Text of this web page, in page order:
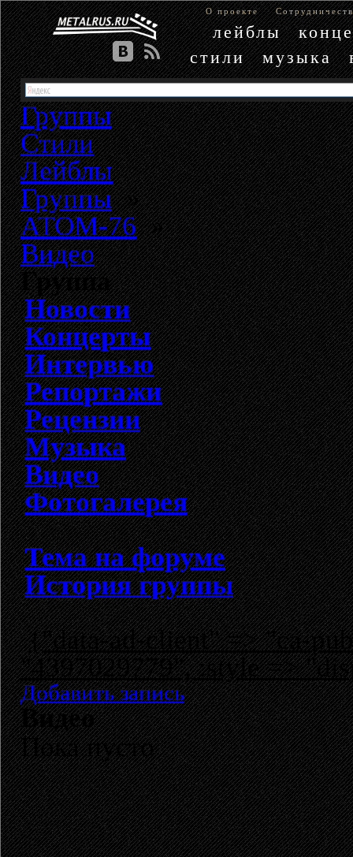
О проекте
лейблы
стили
музыка
Группы
Стили
Лейблы
Группы»
АТОМ-76»
Видео
Группа
Новости
Концерты
Интервью
Репортажи
Рецензии
Музыка
Видео
Фотогалерея
Тема на форуме
История группы
{"data-ad-client" => "ca-
"4397029779", :style =>
Добавить запись
Видео
Пока пусто